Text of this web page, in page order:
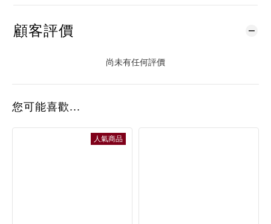
顧客評價
尚未有任何評價
您可能喜歡...
人氣商品